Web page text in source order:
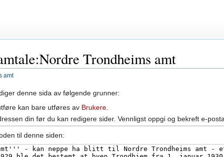
Trondheims amt
amt
denne sida av følgende grunner:
kan bare utføres av Brukere
din før du kan redigere sider. Vennligst oppgi og bekreft e-
til denne siden: